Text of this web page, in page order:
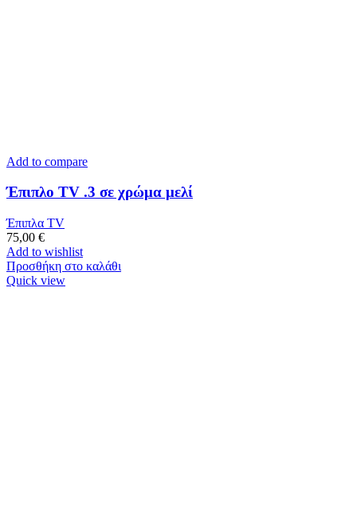
Add to compare
Έπιπλο TV .3 σε χρώμα μελί
Έπιπλα TV
75,00 €
Add to wishlist
Προσθήκη στο καλάθι
Quick view